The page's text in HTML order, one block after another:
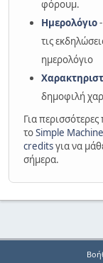
φόρουμ.
Ημερολόγιο
τις
ημερολόγιο
δημοφιλή
Για
τοSimple
creditsγια να
σήμερα.